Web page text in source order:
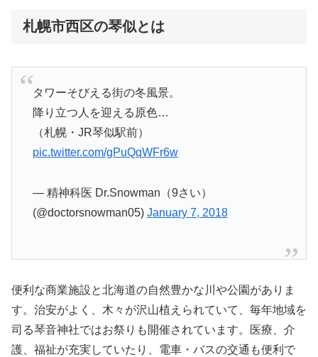
札幌市西区の琴似とは
タワーそびえる街の冬風景。
降り立つ人を迎える原色…
（札幌・JR琴似駅前）
pic.twitter.com/gPuQqWFr6w
— 精神科医 Dr.Snowman（9さい）
(@doctorsnowman05) January 7, 2018
便利な商業施設と北海道の自然豊かな川や公園がありま
す。治安がよく、木々が沢山植えられていて、毎年地域を
司る琴音神社ではお祭りも開催されています。医療、介
護、福祉が充実していたり、電車・バスの交通も便利で